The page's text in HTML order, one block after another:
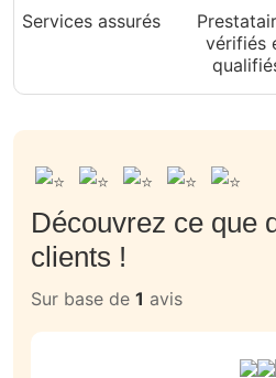
Services assurés
vérifiés
Découvrez ce que
clients !
Sur base de 1 avis